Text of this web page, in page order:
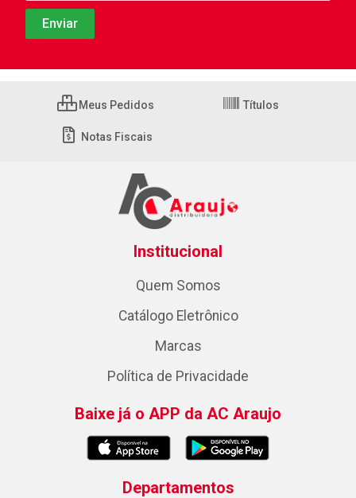
Meus Pedidos Títulos
Notas Fiscais
Institucional
Quem Somos
Catálogo Eletrônico
Marcas
Política de Privacidade
Baixe já o APP da AC Araujo
Departamentos